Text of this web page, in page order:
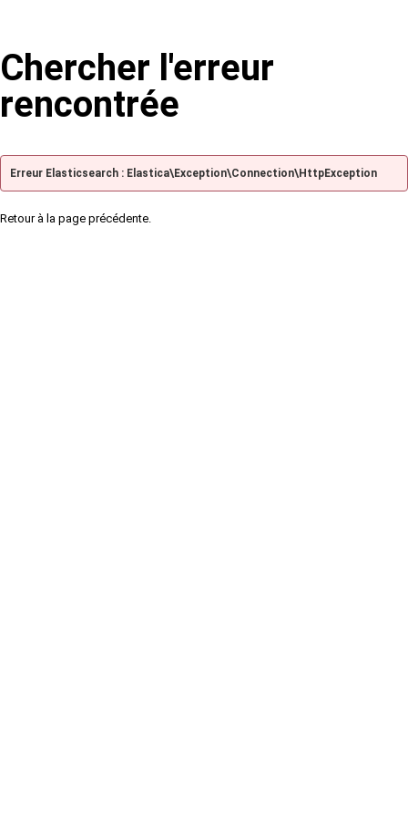
Chercher l'erreur
rencontrée
Erreur Elasticsearch : Elastica\Exception\Connection\HttpException
Retour à la page précédente.